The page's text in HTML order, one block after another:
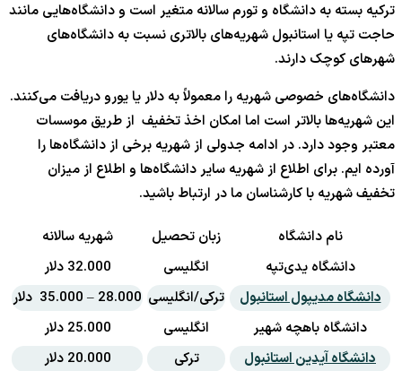
ترکیه بسته به دانشگاه و تورم سالانه متغیر است و دانشگاه‌هایی مانند
حاجت تپه یا استانبول شهریه‌های بالاتری نسبت به دانشگاه‌های
شهرهای کوچک دارند.
دانشگاه‌های خصوصی شهریه را معمولاً به دلار یا یورو دریافت می‌کنند.
این شهریه‌ها بالاتر است اما امکان اخذ تخفیف از طریق موسسات
معتبر وجود دارد. در ادامه جدولی از شهریه برخی از دانشگاه‌ها را
آورده ایم. برای اطلاع از شهریه سایر دانشگاه‌ها و اطلاع از میزان
تخفیف شهریه با کارشناسان ما در ارتباط باشید.
نام دانشگاه زبان تحصیل
شهریه سالانه
دانشگاه یدی‌تپه
انگلیسی
32.000 دلار
دانشگاه مدیپول استانبول
ترکی/انگلیسی 28.000 – 35.000 دلار
دانشگاه باهچه شهیر
انگلیسی
25.000 دلار
دانشگاه آیدین استانبول
ترکی
20.000 دلار